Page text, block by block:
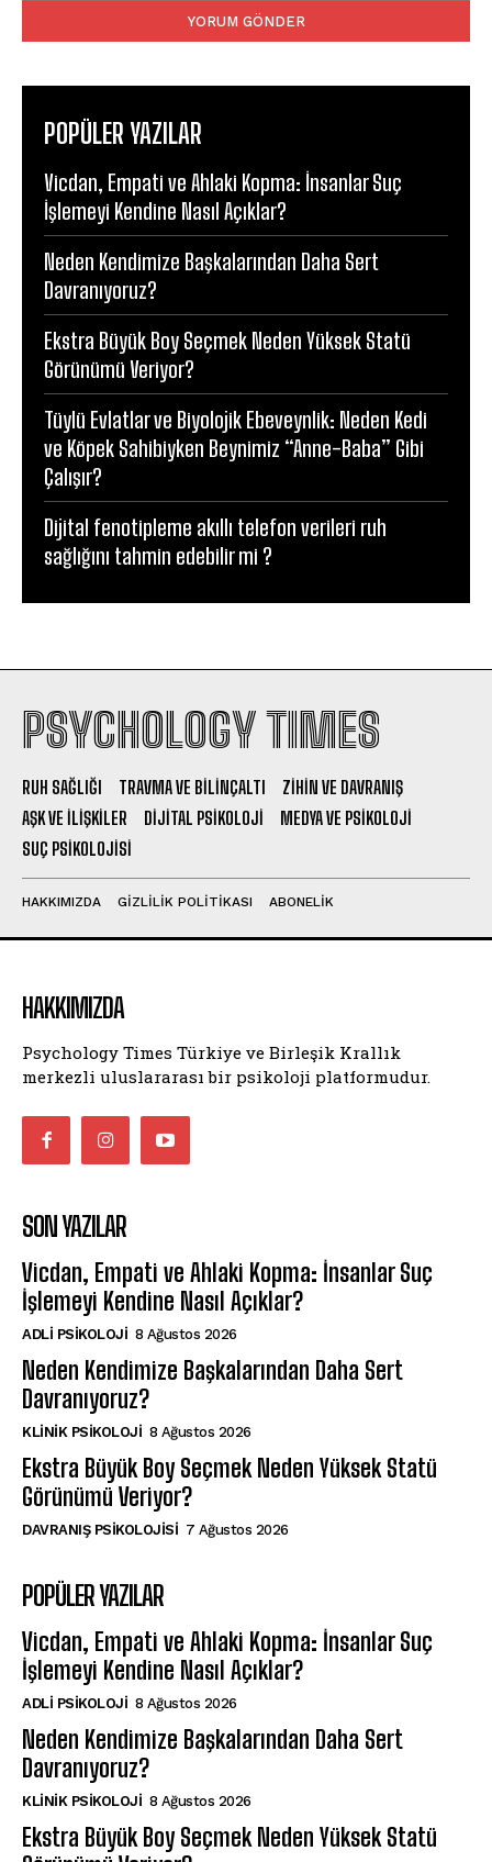
POPÜLER YAZILAR
Vicdan, Empati ve Ahlaki Kopma: İnsanlar Suç
İşlemeyi Kendine Nasıl Açıklar?
Neden Kendimize Başkalarından Daha Sert
Davranıyoruz?
Ekstra Büyük Boy Seçmek Neden Yüksek Statü
Görünümü Veriyor?
Tüylü Evlatlar ve Biyolojik Ebeveynlik: Neden Kedi
ve Köpek Sahibiyken Beynimiz “Anne-Baba” Gibi
Çalışır?
Dijital fenotipleme akıllı telefon verileri ruh
sağlığını tahmin edebilir mi ?
PSYCHOLOGY TIMES
RUH SAĞLIĞI TRAVMA VE BILINÇALTI
ZIHIN VE DAVRANIŞ
AŞK VE İLIŞKILER
DIJITAL PSIKOLOJI
MEDYA VE PSIKOLOJI
SUÇ PSIKOLOJISI
HAKKIMIZDA GIZLILIK POLITIKASI ABONELIK
HAKKIMIZDA
Psychology Times Türkiye ve Birleşik Krallık
merkezli uluslararası bir psikoloji platformudur.
SON YAZILAR
Vicdan, Empati ve Ahlaki Kopma: İnsanlar Suç
İşlemeyi Kendine Nasıl Açıklar?
ADLI PSIKOLOJI 8 Ağustos 2026
Neden Kendimize Başkalarından Daha Sert
Davranıyoruz?
KLINIK PSIKOLOJI 8 Ağustos 2026
Ekstra Büyük Boy Seçmek Neden Yüksek Statü
Görünümü Veriyor?
DAVRANIŞ PSIKOLOJISI 7 Ağustos 2026
POPÜLER YAZILAR
Vicdan, Empati ve Ahlaki Kopma: İnsanlar Suç
İşlemeyi Kendine Nasıl Açıklar?
ADLI PSIKOLOJI 8 Ağustos 2026
Neden Kendimize Başkalarından Daha Sert
Davranıyoruz?
KLINIK PSIKOLOJI 8 Ağustos 2026
Ekstra Büyük Boy Seçmek Neden Yüksek Statü